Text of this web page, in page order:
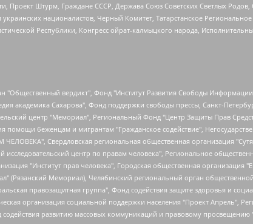
Проект Штурм, Граждане СССР, Держава Союз Советских Светлых Родов,
националистов, Черный Комитет, Татарстанское Региональное
Республики, Конгресс ойрат-калмыцкого народа,
Даниил Владимирович, Сурначева Елизавета Дмитриевна, Автономная некоммерческая организация по защите прав человека и информированию населения "Якутия – Наше Мнение", Общество с ограниченной ответственностью "Москоу диджитал медиа", с 26.01.2023 Общество с ограниченной ответственностью "Чайка Белые сады", Ветошкина Валерия Валерьевна, Заговора Максим Александрович, Межрегиональное общественное движение "Российская ЛГБТ - сеть", Оленичев Максим Владимирович, Павлов Иван Юрьевич, Скворцова Елена Сергеевна, Общество с ограниченной ответственностью "Как бы инагент", Кочетков Игорь Викторович, Общество с ограниченной ответственностью "Честные выборы", Еланчик Олег Александрович, Общество с ограниченной ответственностью "Нобелевский призыв", Гималова Регина Эмилевна, Григорьев Андрей Валерьевич, Григорьева Алина Александровна, Ассоциация по содействию защите прав призывников, альтернативнослужащих и военнослужащих "Правозащитная группа "Гражданин.Армия.Право", Хисамова Регина Фаритовна, Автономная некоммерческая организация по реализации социально-правовых программ "Лилит", Дальневосточное общественное движение "Маяк", Санкт-Петербургская ЛГБТ-инициативная группа "Выход", Инициативная группа ЛГБТ+ "Реверс", Алексеев Андрей Викторович, Бекбулатова Таисия Львовна, Беляев Иван Михайлович, Владыкина Елена Сергеевна, Гельман Марат Александрович, Никульшина Вероника Юрьевна, Толоконникова Надежда Андреевна, Шендерович Виктор Анатольевич, Общество с ограниченной ответственностью "Данное сообщение", Общество с ограниченной ответственностью Издательский дом "Новая глава", Айнбиндер Александра Александровна, Московский комьюнити-центр для ЛГБТ+инициатив, Благотворительный фонд развития филантропии, Deutsche Welle (Германия, Kurt-Schumacher-Strasse 3, 53113 Bonn), Борзунова Мария Михайловна, Воробьев Виктор Викторович, Голубева Анна Львовна, Константинова Алла Михайловна, Малкова Ирина Владимировна, Мурадов Мурад Абдулгалимович, Осетинская Елизавета Николаевна, Понасенков Евгений Николаевич, Ганапольский Матвей Юрьевич, Киселев Евгений Алексеевич, Борухович Ирина Григорьевна, Дремин Иван Тимофеевич, Дубровский Дмитрий Викторович, Красноярская региональная общественная организация поддержки и развития альтернативных образовательных технологий и межкультурных коммуникаций "ИНТЕРРА", Маяковская Екатерина Алексеевна, Фейгин Марк Захарович, Филимонов Андрей Викторович, Дзугкоева Регина Николаевна, Доброхотов Роман Александрович, Дудь Юрий Александрович, Елкин Сергей Владимирович, Кругликов Кирилл Игоревич, Сабунаева Мария Леонидовна, Семенов Алексей Владимирович, Шаинян Карен Багратович, Шульман Екатерина Михайловна, Асафьев Артур Валерьевич, Вахштайн Виктор Семенович, Венедиктов Алексей Алексеевич, Лушникова Екатерина Евгеньевна, Волков Леонид Михайлович, Невзоров Александр Глебович, Пархоменко Сергей Борисович, Сироткин Ярослав Николаевич, Кара-Мурза Владимир Владимирович, Баранова Наталья Владимировна, Гозман Леонид Яковлевич, Кагарлицкий Борис Юльевич, Климарев Михаил Валерьевич, Милов Владимир Станиславович, Автономная некоммерческая организация Краснодарский центр современного искусства "Типография",